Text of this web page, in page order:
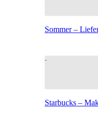
Sommer –
Starbucks –